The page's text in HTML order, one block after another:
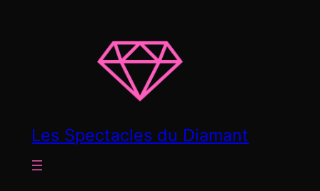
Les Spectacles du Diamant